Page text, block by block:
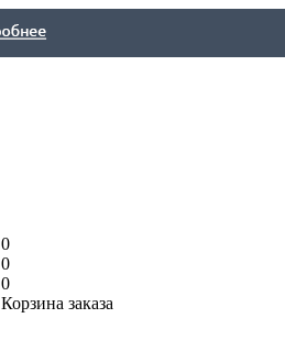
0
0
0
Корзина заказа